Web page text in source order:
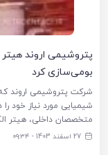
پتروشیمی اروند
بومی‌سازی کرد
شرکت پتروشیمی اروند
شیمیایی مورد نیاز خود
متخصصان داخلی، هیتر
27 اسفند 1403 - ۰۹:۳۴